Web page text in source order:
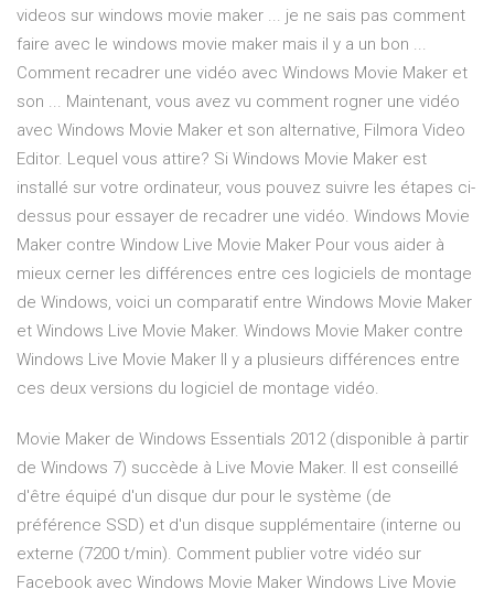
videos sur windows movie maker ... je ne sais pas comment
faire avec le windows movie maker mais il y a un bon ...
Comment recadrer une vidéo avec Windows Movie Maker et
son ... Maintenant, vous avez vu comment rogner une vidéo
avec Windows Movie Maker et son alternative, Filmora Video
Editor. Lequel vous attire? Si Windows Movie Maker est
installé sur votre ordinateur, vous pouvez suivre les étapes ci-
dessus pour essayer de recadrer une vidéo. Windows Movie
Maker contre Window Live Movie Maker Pour vous aider à
mieux cerner les différences entre ces logiciels de montage
de Windows, voici un comparatif entre Windows Movie Maker
et Windows Live Movie Maker. Windows Movie Maker contre
Windows Live Movie Maker Il y a plusieurs différences entre
ces deux versions du logiciel de montage vidéo.
Movie Maker de Windows Essentials 2012 (disponible à partir
de Windows 7) succède à Live Movie Maker. Il est conseillé
d'être équipé d'un disque dur pour le système (de
préférence SSD) et d'un disque supplémentaire (interne ou
externe (7200 t/min). Comment publier votre vidéo sur
Facebook avec Windows Movie Maker Windows Live Movie